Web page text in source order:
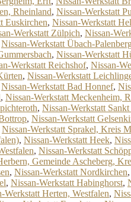
Rheinland, Nissan-Werkstatt
Euskirchen, Nissan-Werkstatt
Werkstatt Zülpich, Nissan-
Nissan-Werkstatt Übach-
, Nissan-Werkstatt
Werkstatt Reichshof, Nissan-
, Nissan-Werkstatt
Nissan-Werkstatt Bad Honnef,
, Nissan-Werkstatt Meckenheim,
, Nissan-Werkstatt
, Nissan-Werkstatt
Nissan-Werkstatt Sprakel, Kreis
, Nissan-Werkstatt Heek,
, Nissan-Werkstatt
Gemeinde Ascheberg,
, Nissan-Werkstatt Nordkirchen,
, Nissan-Werkstatt Habinghorst,
Werkstatt Herten, Westfalen,